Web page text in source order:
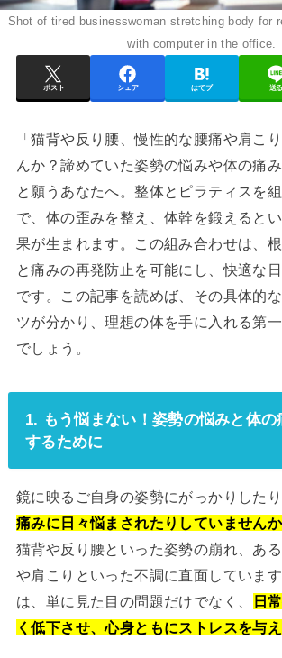
Shot of tired businesswoman stretching body for
with computer in the office.
ポスト シェア はてブ 送る
「猫背や反り腰、慢性的な腰痛や肩こ
んか？諦めていた姿勢の悩みや体の痛
と願うあなたへ。整体とピラティスを
で、体の歪みを整え、体幹を鍛えると
果が生まれます。この組み合わせは、
と痛みの再発防止を可能にし、快適な
です。この記事を読めば、その具体的
ツが分かり、理想の体を手に入れる第
でしょう。
1. もう悩まない！姿勢の悩みと体の
するために
鏡に映るご自身の姿勢にがっかりした
痛みに日々悩まされたりしていませんか
猫背や反り腰といった姿勢の崩れ、あ
や肩こりといった不調に直面していま
は、単に見た目の問題だけでなく、
日
く低下させ、心身ともにストレスを与